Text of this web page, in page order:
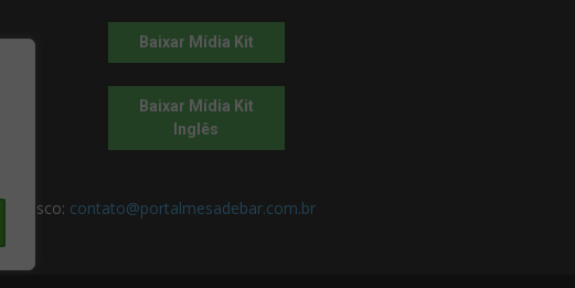
Baixar Mídia Kit
Baixar Mídia Kit
Inglês
contato@portalmesadebar.com.br